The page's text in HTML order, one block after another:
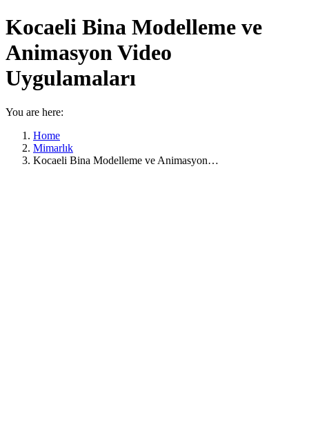
Kocaeli Bina Modelleme ve
Animasyon Video
Uygulamaları
You are here:
Home
Mimarlık
Kocaeli Bina Modelleme ve Animasyon…